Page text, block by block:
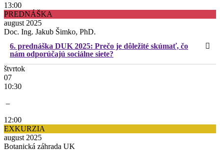
13:00
PREDNÁŠKA
august 2025
Doc. Ing. Jakub Šimko, PhD.
6. prednáška DUK 2025: Prečo je dôležité skúmať, čo
nám odporúčajú sociálne siete?
štvrtok
07
10:30
–
12:00
EXKURZIA
august 2025
Botanická záhrada UK